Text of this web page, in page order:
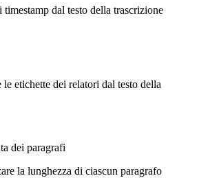
dal testo della trascrizione
etichette dei relatori dal testo della
dei paragrafi
la lunghezza di ciascun paragrafo